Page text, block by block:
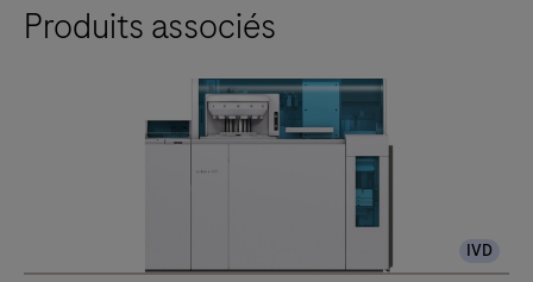
Produits associés
IVD